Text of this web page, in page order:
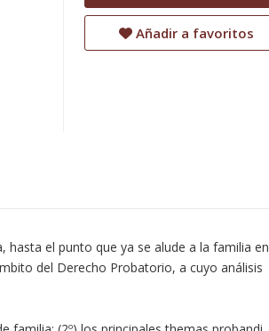
Añadir a favoritos
el punto que ya se alude a la familia en
del Derecho Probatorio, a cuyo análisis